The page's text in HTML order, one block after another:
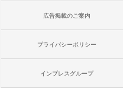
広告掲載のご案内
プライバシーポリシー
インプレスグループ